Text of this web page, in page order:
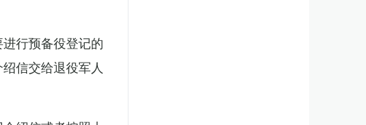
行预备役登记的
信交给退役军人